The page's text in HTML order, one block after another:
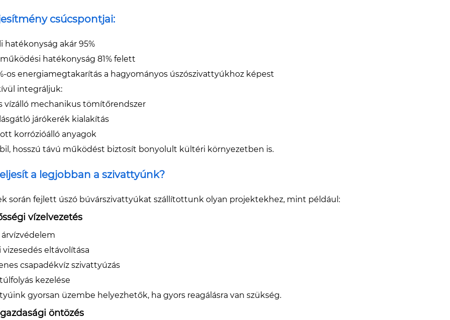
csúcspontjai:
hatékonyság akár 95%
működési hatékonyság 81% felett
os energiamegtakarítás a hagyományos úszószivattyúkhoz képest
integráljuk:
vízálló mechanikus tömítőrendszer
járókerék kialakítás
korrózióálló anyagok
hosszú távú működést biztosít bonyolult kültéri környezetben is.
a legjobban a szivattyúnk?
során fejlett úszó búvárszivattyúkat szállítottunk olyan projektekhez, mint például:
vízelvezetés
árvízvédelem
vizesedés eltávolítása
csapadékvíz szivattyúzás
kezelése
gyorsan üzembe helyezhetők, ha gyors reagálásra van szükség.
öntözés